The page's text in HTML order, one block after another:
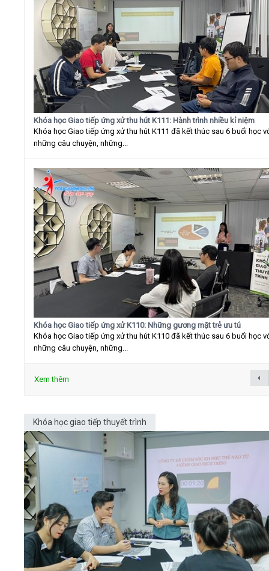
Khóa học Giao tiếp ứng xử thu hút K111: Hành trình nhiều kỉ niệm
Khóa học Giao tiếp ứng xử thu hút K111 đã kết thúc sau 6 buổi học
những câu chuyện, những...
Khóa học Giao tiếp ứng xử K110: Những gương mặt trẻ ưu tú
Khóa học Giao tiếp ứng xử thu hút K110 đã kết thúc sau 6 buổi học
những câu chuyện, những...
Xem thêm
Khóa học giao tiếp thuyết trình